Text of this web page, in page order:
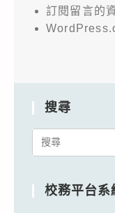
訂閱留言的
搜尋
Search
校務平台系